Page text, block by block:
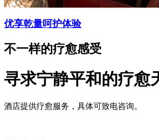
优享乾量呵护体验
不一样的疗愈感受
寻求宁静平和的疗愈
酒店提供疗愈服务，具体可致电咨询。